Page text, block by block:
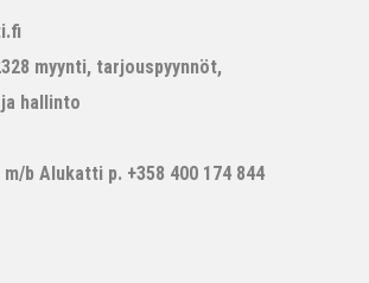
myynti, tarjouspyynnöt,
hallinto
b Alukatti p. +358 400 174 844